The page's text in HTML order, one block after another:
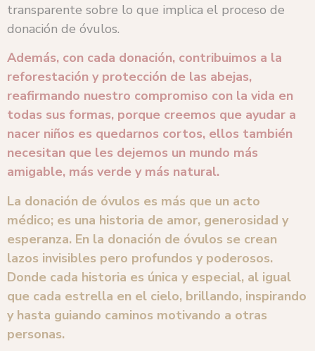
transparente sobre lo que implica el proceso de
donación de óvulos.
Además, con cada donación, contribuimos a la
reforestación y protección de las abejas,
reafirmando nuestro compromiso con la vida en
todas sus formas, porque creemos que ayudar a
nacer niños es quedarnos cortos, ellos también
necesitan que les dejemos un mundo más
amigable, más verde y más natural.
La donación de óvulos es más que un acto
médico; es una historia de amor, generosidad y
esperanza. En la donación de óvulos se crean
lazos invisibles pero profundos y poderosos.
Donde cada historia es única y especial, al igual
que cada estrella en el cielo, brillando, inspirando
y hasta guiando caminos motivando a otras
personas.